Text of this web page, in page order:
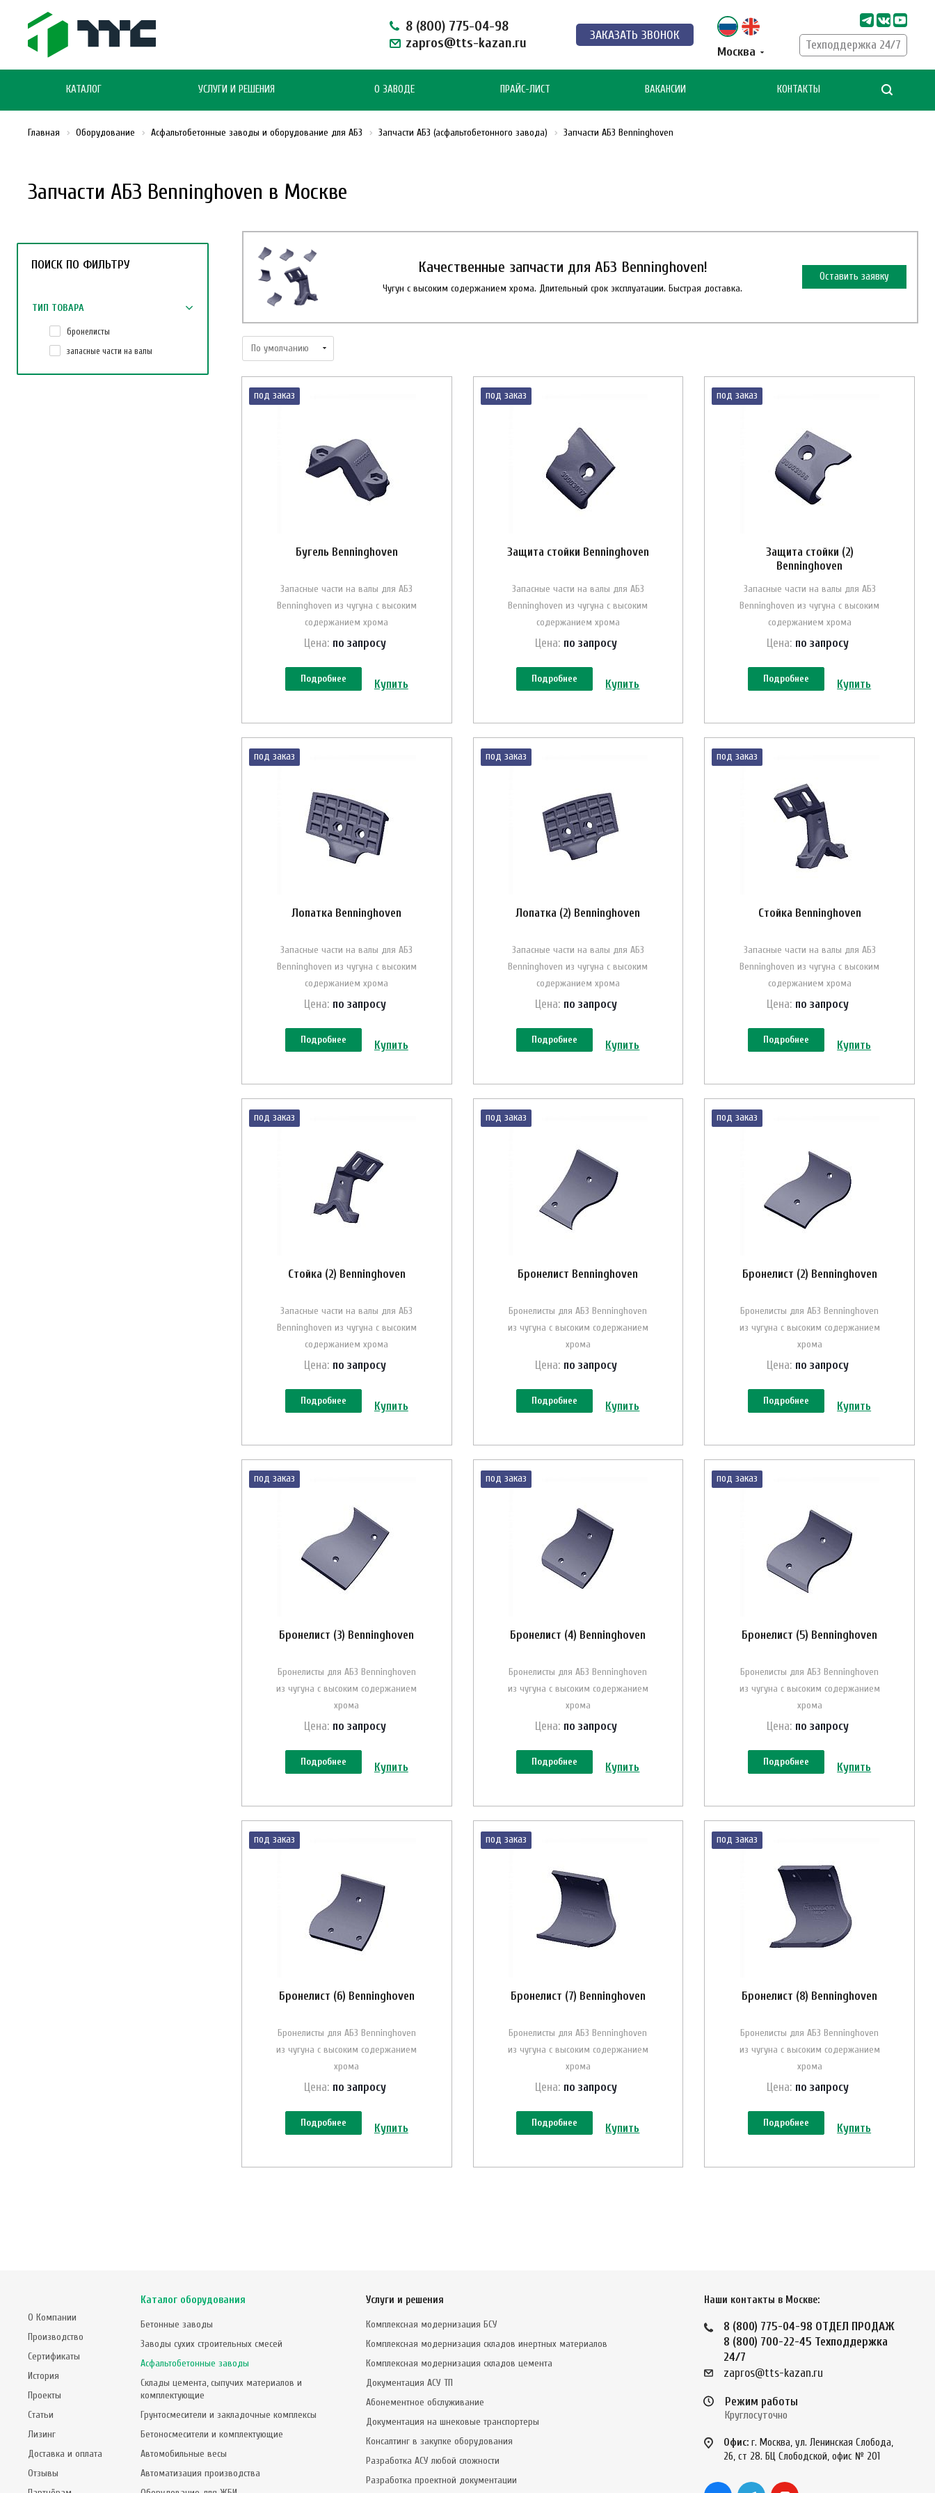
8 (800) 775-04-98
zapros@tts-kazan.ru
ЗАКАЗАТЬ ЗВОНОК
Москва
Техподдержка 24/7
КАТАЛОГ УСЛУГИ И РЕШЕНИЯ О ЗАВОДЕ ПРАЙС-ЛИСТ ВАКАНСИИ КОНТАКТЫ
Запчасти АБЗ Benninghoven в Москве
Главная Оборудование Асфальтобетонные заводы и оборудование для АБЗ Запчасти АБЗ (асфальтобетонного завода) Запчасти АБЗ Benninghoven
Качественные запчасти для АБЗ Benninghoven!
Чугун с высоким содержанием хрома. Длительный срок эксплуатации. Быстрая доставка.
Оставить заявку
под заказ
Бугель Benninghoven
Запасные части на валы для АБЗ
Benninghoven из чугуна с высоким
содержанием хрома
Цена: по запросу
Подробнее Купить
под заказ
Защита стойки Benninghoven
Запасные части на валы для АБЗ
Benninghoven из чугуна с высоким
содержанием хрома
Цена: по запросу
Подробнее Купить
под заказ
Защита стойки (2)
Benninghoven
Запасные части на валы для АБЗ
Benninghoven из чугуна с высоким
содержанием хрома
Цена: по запросу
Подробнее Купить
под заказ
Лопатка Benninghoven
Запасные части на валы для АБЗ
Benninghoven из чугуна с высоким
содержанием хрома
Цена: по запросу
Подробнее Купить
под заказ
Лопатка (2) Benninghoven
Запасные части на валы для АБЗ
Benninghoven из чугуна с высоким
содержанием хрома
Цена: по запросу
Подробнее Купить
под заказ
Стойка Benninghoven
Запасные части на валы для АБЗ
Benninghoven из чугуна с высоким
содержанием хрома
Цена: по запросу
Подробнее Купить
под заказ
Стойка (2) Benninghoven
Запасные части на валы для АБЗ
Benninghoven из чугуна с высоким
содержанием хрома
Цена: по запросу
Подробнее Купить
под заказ
Бронелист Benninghoven
Бронелисты для АБЗ Benninghoven
из чугуна с высоким содержанием
хрома
Цена: по запросу
Подробнее Купить
под заказ
Бронелист (2) Benninghoven
Бронелисты для АБЗ Benninghoven
из чугуна с высоким содержанием
хрома
Цена: по запросу
Подробнее Купить
под заказ
Бронелист (3) Benninghoven
Бронелисты для АБЗ Benninghoven
из чугуна с высоким содержанием
хрома
Цена: по запросу
Подробнее Купить
под заказ
Бронелист (4) Benninghoven
Бронелисты для АБЗ Benninghoven
из чугуна с высоким содержанием
хрома
Цена: по запросу
Подробнее Купить
под заказ
Бронелист (5) Benninghoven
Бронелисты для АБЗ Benninghoven
из чугуна с высоким содержанием
хрома
Цена: по запросу
Подробнее Купить
под заказ
Бронелист (6) Benninghoven
Бронелисты для АБЗ Benninghoven
из чугуна с высоким содержанием
хрома
Цена: по запросу
Подробнее Купить
под заказ
Бронелист (7) Benninghoven
Бронелисты для АБЗ Benninghoven
из чугуна с высоким содержанием
хрома
Цена: по запросу
Подробнее Купить
под заказ
Бронелист (8) Benninghoven
Бронелисты для АБЗ Benninghoven
из чугуна с высоким содержанием
хрома
Цена: по запросу
Подробнее Купить
ПОИСК ПО ФИЛЬТРУ
ТИП ТОВАРА
бронелисты
запасные части на валы
О Компании
Производство
Сертификаты
История
Проекты
Статьи
Лизинг
Доставка и оплата
Отзывы
Каталог оборудования
Бетонные заводы
Заводы сухих строительных смесей
Асфальтобетонные заводы
Склады цемента, сыпучих материалов и
комплектующие
Грунтосмесители и закладочные комплексы
Бетоносмесители и комплектующие
Автомобильные весы
Автоматизация производства
Услуги и решения
Комплексная модернизация БСУ
Комплексная модернизация складов инертных материалов
Комплексная модернизация складов цемента
Документация АСУ ТП
Абонементное обслуживание
Документация на шнековые транспортеры
Консалтинг в закупке оборудования
Разработка АСУ любой сложности
Разработка проектной документации
Наши контакты в Москве:
8 (800) 775-04-98 ОТДЕЛ ПРОДАЖ
8 (800) 700-22-45 Техподдержка
24/7
zapros@tts-kazan.ru
Режим работы
Круглосуточно
Офис: г. Москва, ул. Ленинская Слобода,
26, ст 28. БЦ Слободской, офис № 201